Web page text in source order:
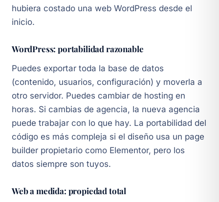
hubiera costado una web WordPress desde el
inicio.
WordPress: portabilidad razonable
Puedes exportar toda la base de datos
(contenido, usuarios, configuración) y moverla a
otro servidor. Puedes cambiar de hosting en
horas. Si cambias de agencia, la nueva agencia
puede trabajar con lo que hay. La portabilidad del
código es más compleja si el diseño usa un page
builder propietario como Elementor, pero los
datos siempre son tuyos.
Web a medida: propiedad total